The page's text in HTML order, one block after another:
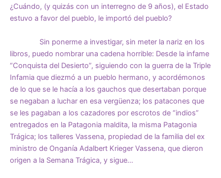
¿Cuándo, (y quizás con un interregno de 9 años), el Estado
estuvo a favor del pueblo, le importó del pueblo?
Sin ponerme a investigar, sin meter la nariz en los
libros, puedo nombrar una cadena horrible: Desde la infame
“Conquista del Desierto”, siguiendo con la guerra de la Triple
Infamia que diezmó a un pueblo hermano, y acordémonos
de lo que se le hacía a los gauchos que desertaban porque
se negaban a luchar en esa vergüenza; los patacones que
se les pagaban a los cazadores por escrotos de “indios”
entregados en la Patagonia maldita, la misma Patagonia
Trágica; los talleres Vassena, propiedad de la familia del ex
ministro de Onganía Adalbert Krieger Vassena, que dieron
origen a la Semana Trágica, y sigue…